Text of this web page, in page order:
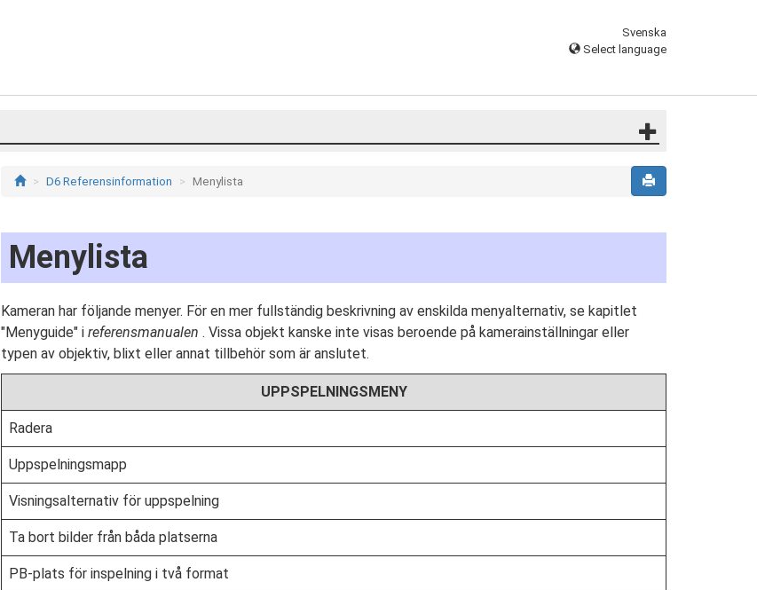
Svenska
Select language
D6 Referensinformation Menylista
Menylista
Kameran har följande menyer. För en mer fullständig beskrivning av enskilda menyalternativ, se kapitlet
"Menyguide" i referensmanualen . Vissa objekt kanske inte visas beroende på kamerainställningar eller
typen av objektiv, blixt eller annat tillbehör som är anslutet.
UPPSPELNINGSMENY
Radera
Uppspelningsmapp
Visningsalternativ för uppspelning
Ta bort bilder från båda platserna
PB-plats för inspelning i två format